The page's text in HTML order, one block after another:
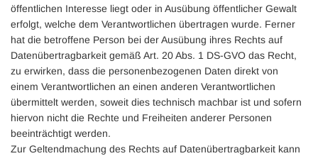
öffentlichen Interesse liegt oder in Ausübung öffentlicher Gewalt
erfolgt, welche dem Verantwortlichen übertragen wurde. Ferner
hat die betroffene Person bei der Ausübung ihres Rechts auf
Datenübertragbarkeit gemäß Art. 20 Abs. 1 DS-GVO das Recht,
zu erwirken, dass die personenbezogenen Daten direkt von
einem Verantwortlichen an einen anderen Verantwortlichen
übermittelt werden, soweit dies technisch machbar ist und sofern
hiervon nicht die Rechte und Freiheiten anderer Personen
beeinträchtigt werden.
Zur Geltendmachung des Rechts auf Datenübertragbarkeit kann